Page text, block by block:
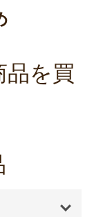
品を買